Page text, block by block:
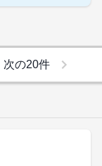
次の20件